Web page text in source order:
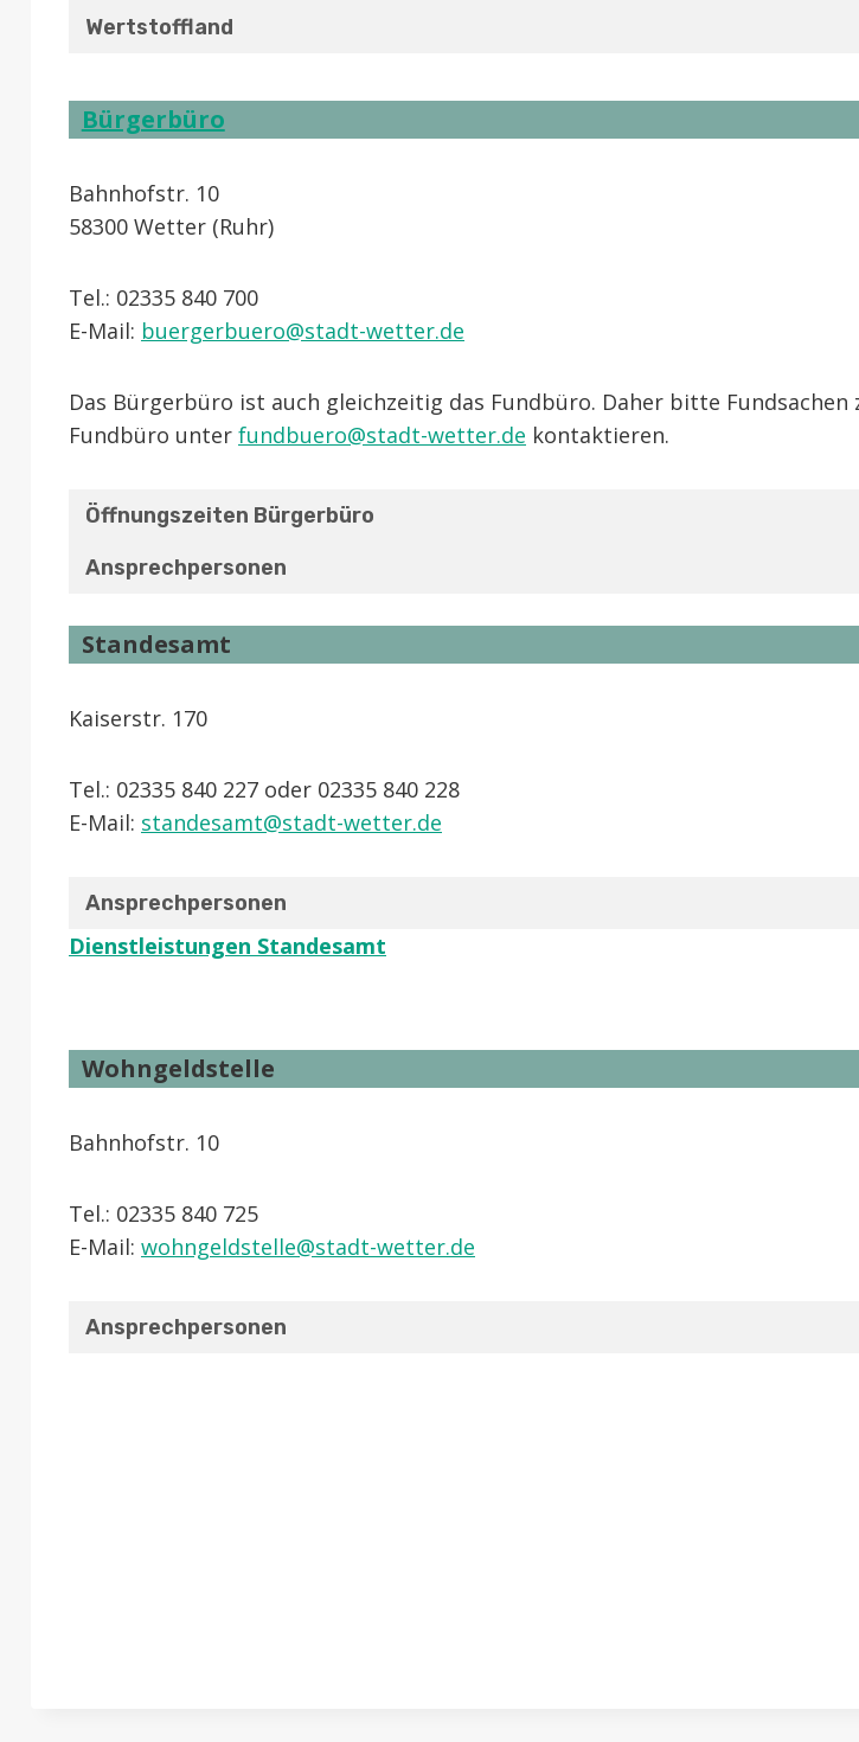
Wertstoffland
Bürgerbüro
Bahnhofstr. 10
58300 Wetter (Ruhr)
Tel.: 02335 840 700
E-Mail: buergerbuero@stadt-wetter.de
Das Bürgerbüro ist auch gleichzeitig das Fundbüro. Daher bitte
Fundbüro unter fundbuero@stadt-wetter.de kontaktieren.
Öffnungszeiten Bürgerbüro
Ansprechpersonen
Standesamt
Kaiserstr. 170
Tel.: 02335 840 227 oder 02335 840 228
E-Mail: standesamt@stadt-wetter.de
Ansprechpersonen
Dienstleistungen Standesamt
Wohngeldstelle
Bahnhofstr. 10
Tel.: 02335 840 725
E-Mail: wohngeldstelle@​stadt-wetter.de
Ansprechpersonen